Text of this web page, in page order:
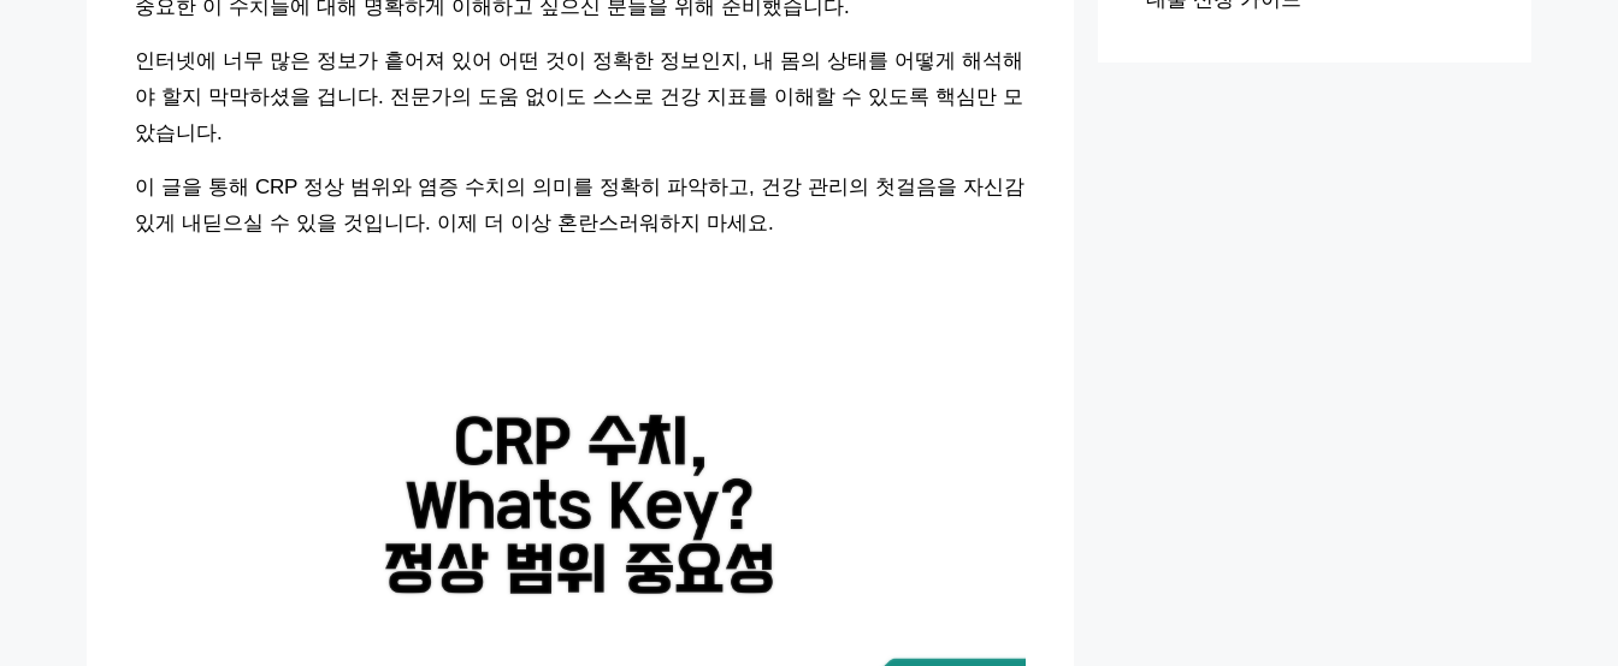
중요한 이 수치들에 대해 명확하게 이해하고 싶으신 분들을 위해 준비했습니다.
인터넷에 너무 많은 정보가 흩어져 있어 어떤 것이 정확한 정보인지, 내 몸의 상태를 어떻게 해석해
야 할지 막막하셨을 겁니다. 전문가의 도움 없이도 스스로 건강 지표를 이해할 수 있도록 핵심만 모
았습니다.
이 글을 통해 CRP 정상 범위와 염증 수치의 의미를 정확히 파악하고, 건강 관리의 첫걸음을 자신감
있게 내딛으실 수 있을 것입니다. 이제 더 이상 혼란스러워하지 마세요.